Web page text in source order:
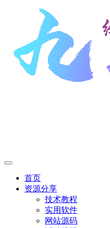
首页
资源分享
技术教程
实用软件
网站源码